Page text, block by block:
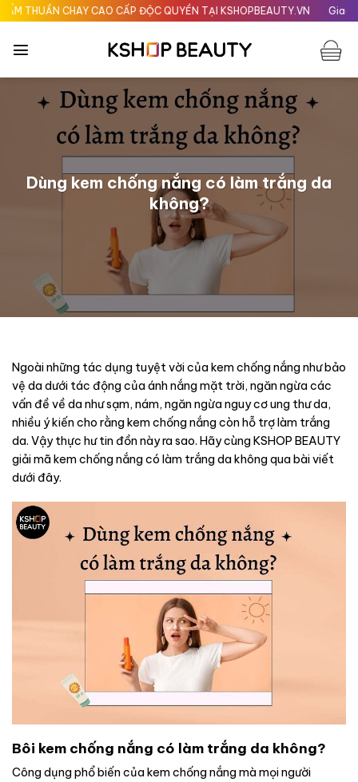
Chuyển
đến
nội
CHAY CAO CẤP ĐỘC QUYỀN TẠI KSHOPBEAUTY.VN Giao nhanh
Dùng kem chống nắng có làm trắng da
không?
Ngoài những tác dụng tuyệt vời của kem chống nắng như bảo
vệ da dưới tác động của ánh nắng mặt trời, ngăn ngừa các
vấn đề về da như sạm, nám, ngăn ngừa nguy cơ ung thư da,
nhiều ý kiến cho rằng kem chống nắng còn hỗ trợ làm trắng
da. Vậy thực hư tin đồn này ra sao. Hãy cùng KSHOP BEAUTY
giải mã kem chống nắng có làm trắng da không qua bài viết
dưới đây.
Bôi kem chống nắng có làm trắng da không?
Công dụng phổ biến của kem chống nắng mà mọi người